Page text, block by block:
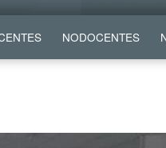
NODOCENTES